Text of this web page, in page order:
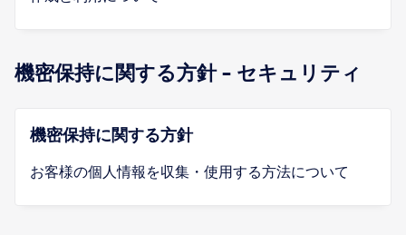
機密保持に関する方針 - セキュリティ
機密保持に関する方針
お客様の個人情報を収集・使用する方法について